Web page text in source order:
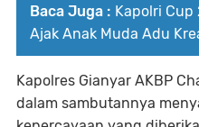
Baca Juga : Kapolri Cup
Ajak Anak Muda Adu
Kapolres Gianyar AKBP
dalam sambutannya